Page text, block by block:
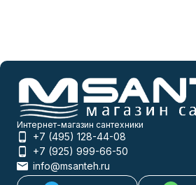
Интернет-магазин сантехники
+7 (495) 128-44-08
+7 (925) 999-66-50
info@msanteh.ru